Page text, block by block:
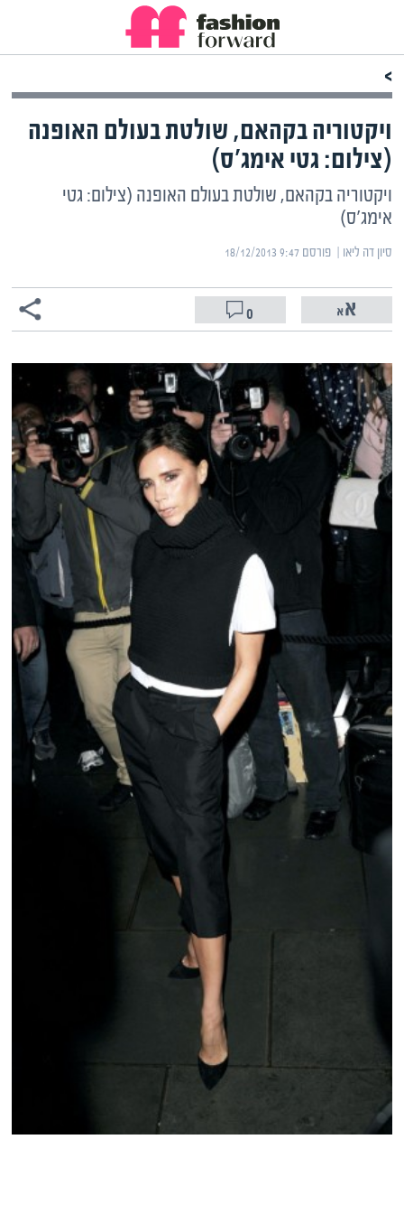
>
ויקטוריה בקהאם, שולטת בעולם האופנה
(צילום: גטי אימג'ס)
ויקטוריה בקהאם, שולטת בעולם האופנה (צילום: גטי
אימג'ס)
סיון דה ליאו | ‏פורסם ‎18/12/2013 9:47
0